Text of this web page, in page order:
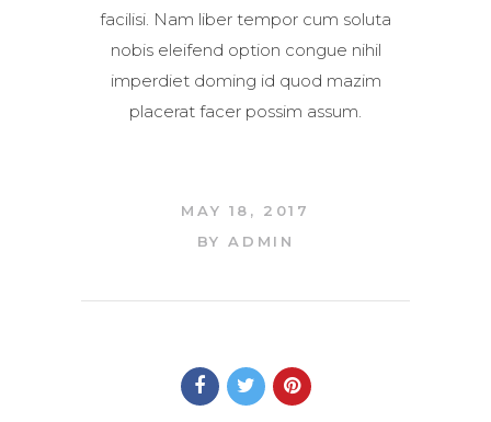
facilisi. Nam liber tempor cum soluta
nobis eleifend option congue nihil
imperdiet doming id quod mazim
placerat facer possim assum.
MAY 18, 2017
BYADMIN